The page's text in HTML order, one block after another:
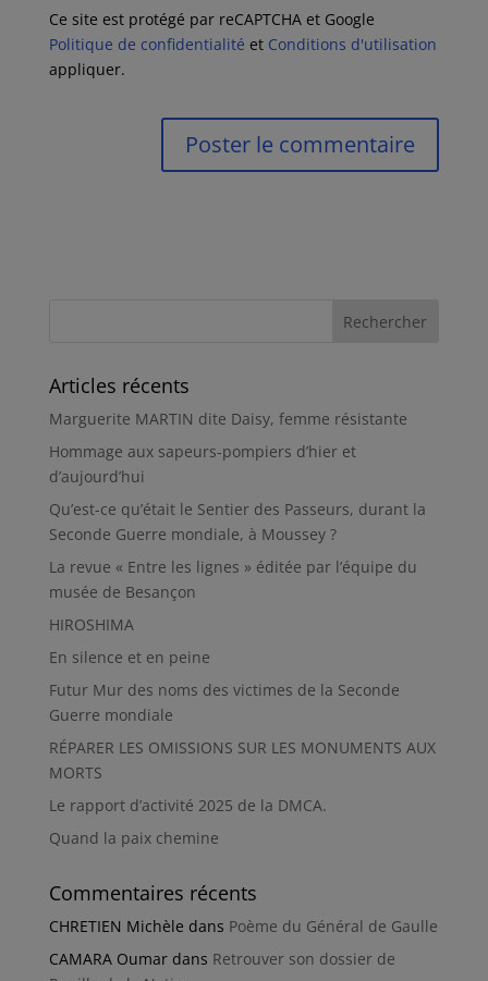
Ce site est protégé par reCAPTCHA et Google
Politique de confidentialité et Conditions d'utilisation
appliquer.
Articles récents
Marguerite MARTIN dite Daisy, femme résistante
Hommage aux sapeurs-pompiers d’hier et
d’aujourd’hui
Qu’est-ce qu’était le Sentier des Passeurs, durant la
Seconde Guerre mondiale, à Moussey ?
La revue « Entre les lignes » éditée par l’équipe du
musée de Besançon
HIROSHIMA
En silence et en peine
Futur Mur des noms des victimes de la Seconde
Guerre mondiale
RÉPARER LES OMISSIONS SUR LES MONUMENTS AUX
MORTS
Le rapport d’activité 2025 de la DMCA.
Quand la paix chemine
Commentaires récents
CHRETIEN Michèle dans Poème du Général de Gaulle
CAMARA Oumardans Retrouver son dossier de